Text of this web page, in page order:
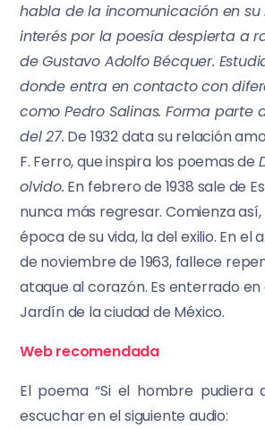
habla de la incomunicación en su
interés por la poesía despierta a
de Gustavo Adolfo Bécquer.
donde entra en contacto con
como Pedro Salinas. Forma parte
del 27. De 1932 data su relación
F. Ferro, que inspira los poemas de
olvido. En febrero de 1938 sale de
nunca más regresar. Comienza
época de su vida, la del exilio. En el
de noviembre de 1963, fallece
ataque al corazón. Es enterrado
Jardín de la ciudad de México.
Web recomendada
El poema “Si el hombre pudiera
escuchar en el siguiente audio: